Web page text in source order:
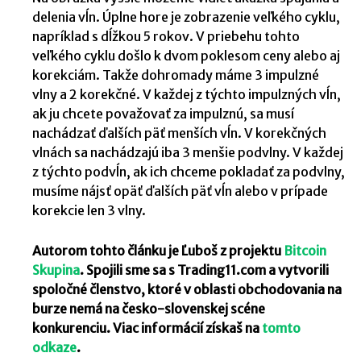
delenia vĺn. Úplne hore je zobrazenie veľkého cyklu,
napríklad s dĺžkou 5 rokov. V priebehu tohto
veľkého cyklu došlo k dvom poklesom ceny alebo aj
korekciám. Takže dohromady máme 3 impulzné
vlny a 2 korekčné. V každej z týchto impulzných vĺn,
ak ju chcete považovať za impulznú, sa musí
nachádzať ďalších päť menších vĺn. V korekčných
vlnách sa nachádzajú iba 3 menšie podvlny. V každej
z týchto podvĺn, ak ich chceme pokladať za podvlny,
musíme nájsť opäť ďalších päť vĺn alebo v prípade
korekcie len 3 vlny.
Autorom tohto článku je Ľuboš z projektu Bitcoin
Skupina. Spojili sme sa s Trading11.com a vytvorili
spoločné členstvo, ktoré v oblasti obchodovania na
burze nemá na česko-slovenskej scéne
konkurenciu. Viac informácií získaš na tomto
odkaze.